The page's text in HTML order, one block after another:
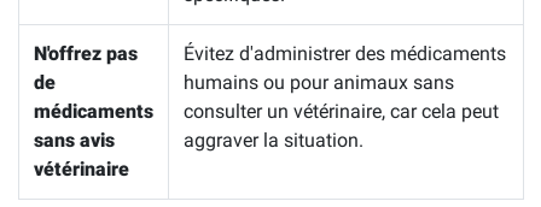
N'offrez pas
de
médicaments
sans avis
vétérinaire
Évitez d'administrer des médicaments
humains ou pour animaux sans
consulter un vétérinaire, car cela peut
aggraver la situation.